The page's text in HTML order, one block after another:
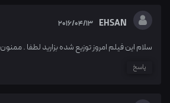
EHSAN
2016/04/13
سلام این فیلم امروز توزیع شده بزارید لطفا . ممنون
پاسخ